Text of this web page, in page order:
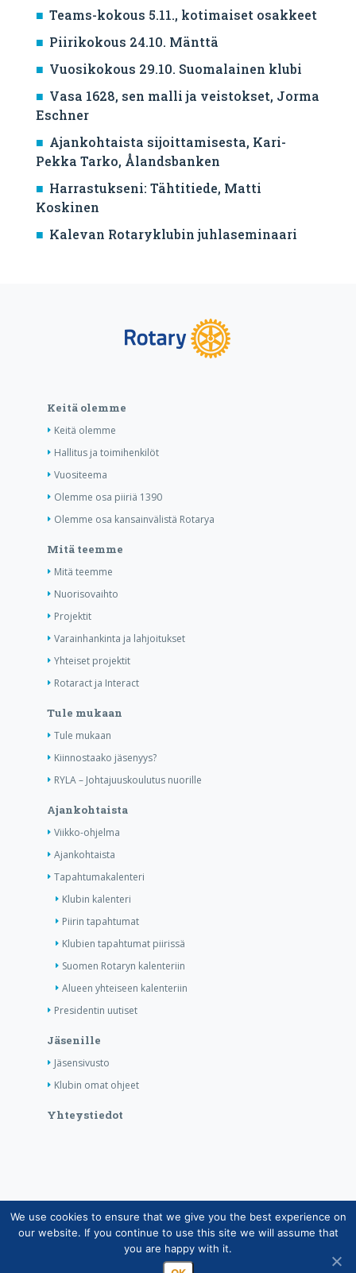
Teams-kokous 5.11., kotimaiset osakkeet
Piirikokous 24.10. Mänttä
Vuosikokous 29.10. Suomalainen klubi
Vasa 1628, sen malli ja veistokset, Jorma
Eschner
Ajankohtaista sijoittamisesta, Kari-
Pekka Tarko, Ålandsbanken
Harrastukseni: Tähtitiede, Matti
Koskinen
Kalevan Rotaryklubin juhlaseminaari
Keitä olemme
Keitä olemme
Hallitus ja toimihenkilöt
Vuositeema
Olemme osa piiriä 1390
Olemme osa kansainvälistä Rotarya
Mitä teemme
Mitä teemme
Nuorisovaihto
Projektit
Varainhankinta ja lahjoitukset
Yhteiset projektit
Rotaract ja Interact
Tule mukaan
Tule mukaan
Kiinnostaako jäsenyys?
RYLA – Johtajuuskoulutus nuorille
Ajankohtaista
Viikko-ohjelma
Ajankohtaista
Tapahtumakalenteri
Klubin kalenteri
Piirin tapahtumat
Klubien tapahtumat piirissä
Suomen Rotaryn kalenteriin
Alueen yhteiseen kalenteriin
Presidentin uutiset
Jäsenille
Jäsensivusto
Klubin omat ohjeet
Yhteystiedot
Copyright © Suomen Rotarypalvelu ry 2026 |
Jäsentietojärjestelmän tietosuojaseloste|Henkilötietojen
käsittely Rotarytoiminnassa
We use cookies to ensure that we give you the best experience on
our website. If you continue to use this site we will assume that
you are happy with it.